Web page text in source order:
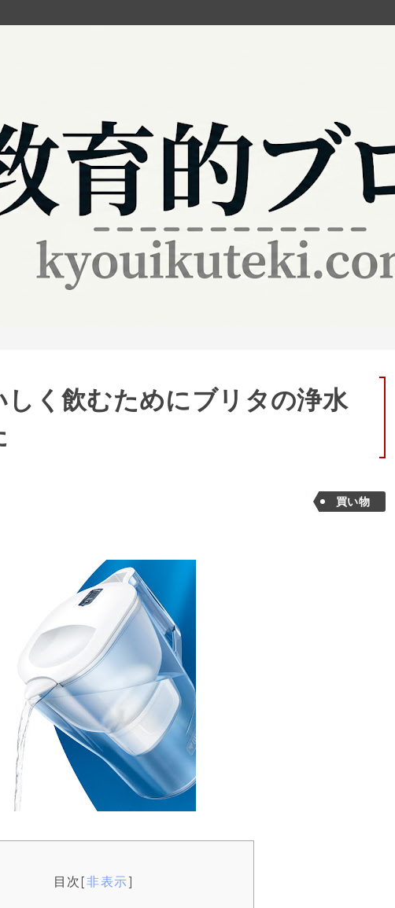
しく飲むためにブリタの浄水
買い物
目次 [非表示]